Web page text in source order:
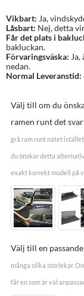
Vikbart: Ja,
Låsbart: Nej, detta
Får det plats i
bakluckan.
Förvaringsväska:
nedan.
Normal Leveranstid:
Välj till om du
ramen runt det
grå ram runt nätet
du önskar detta
exakt korrekt modell på
Välj till en
många olika storlekar.
får en som är väl